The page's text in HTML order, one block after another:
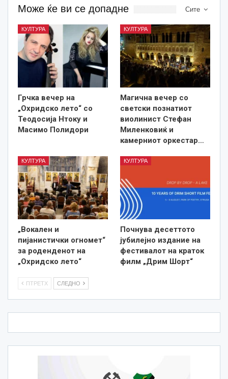
Сите
Може ќе ви се допадне
КУЛТУРА
Грчка вечер на
„Охридско лето“ со
Теодосија Нтоку и
Масимо Полидори
КУЛТУРА
Магична вечер со
светски познатиот
виолинист Стефан
Миленковиќ и
камерниот оркестар…
КУЛТУРА
„Вокален и
пијанистички огномет“
за роденденот на
„Охридско лето“
КУЛТУРА
Почнува десеттото
јубилејно издание на
фестивалот на краток
филм „Дрим Шорт“
ПТРЕТХ СЛЕДНО